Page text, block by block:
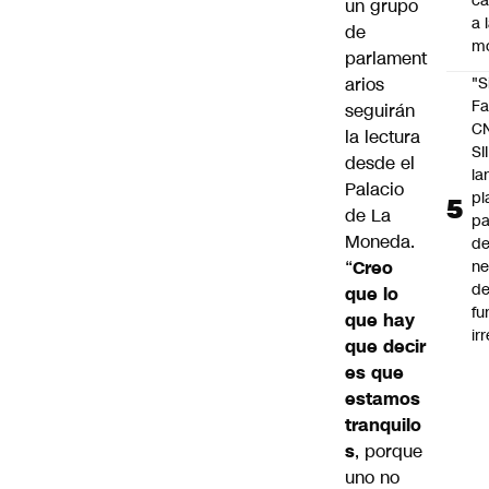
un grupo
de
parlament
arios
seguirán
la lectura
desde el
Palacio
de La
Moneda.
“Creo
que lo
que hay
que decir
es que
estamos
tranquilo
s, porque
uno no
a
SII
de